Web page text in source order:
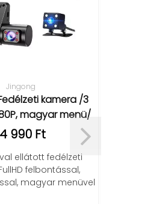
Jingong
kamera /3
magyar menü/
990 Ft
ellátott fedélzeti
felbontással,
magyar menüvel